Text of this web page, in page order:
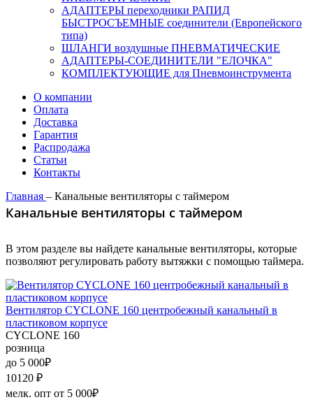
АДАПТЕРЫ переходники РАПИД
БЫСТРОСЪЕМНЫЕ соединители (Европейского
типа)
ШЛАНГИ воздушные ПНЕВМАТИЧЕСКИЕ
АДАПТЕРЫ-СОЕДИНИТЕЛИ "ЕЛОЧКА"
КОМПЛЕКТУЮЩИЕ для Пневмоинструмента
О компании
Оплата
Доставка
Гарантия
Распродажа
Статьи
Контакты
Главная – Канальные вентиляторы с таймером
Канальные вентиляторы с таймером
В этом разделе вы найдете канальные вентиляторы, которые
позволяют регулировать работу вытяжки с помощью таймера.
Вентилятор CYCLONE 160 центробежный канальный в
пластиковом корпусе
CYCLONE 160
розница
до 5 000₽
10120 ₽
мелк. опт от 5 000₽